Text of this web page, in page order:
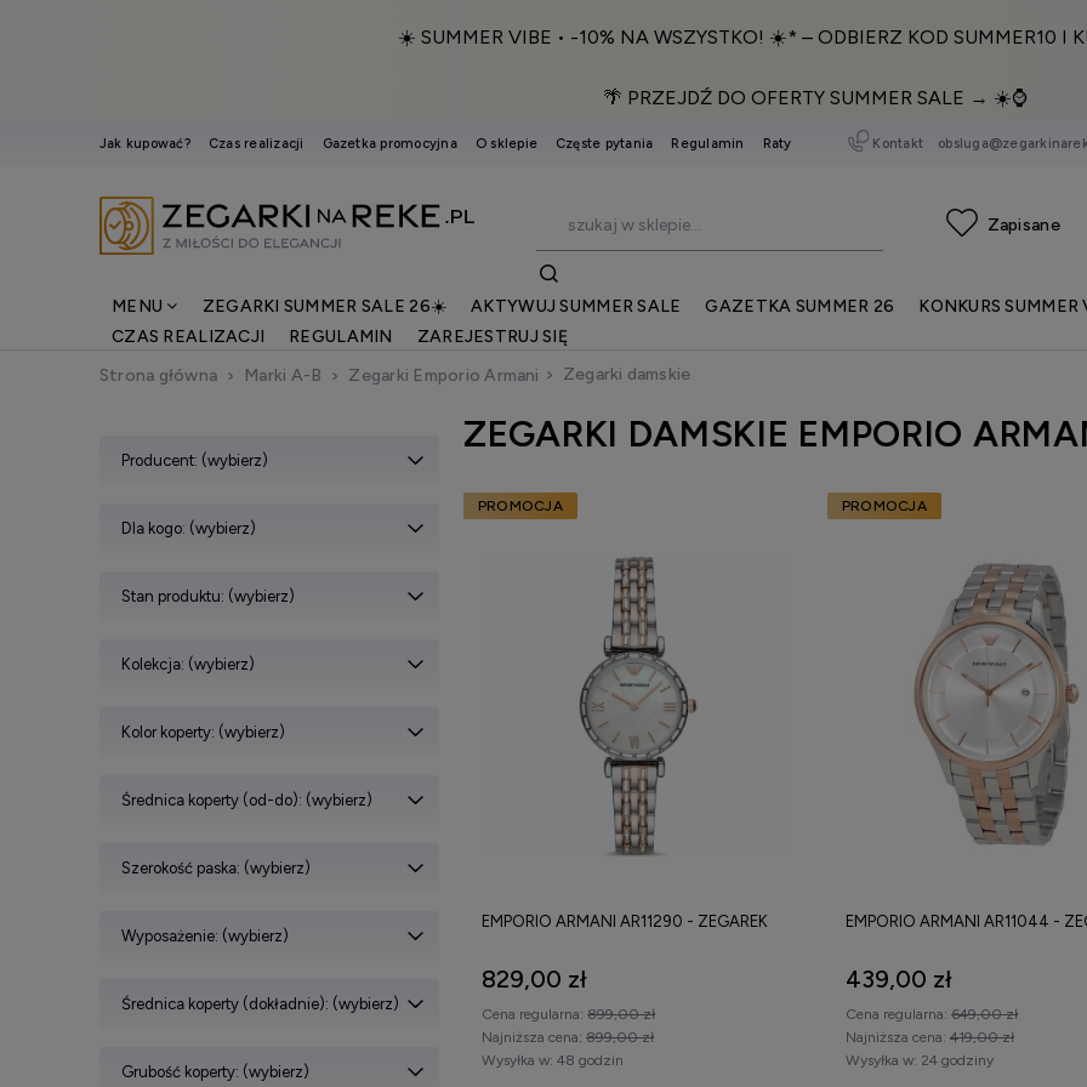
☀️ SUMMER VIBE • -10% NA WSZYSTKO! ☀️* – ODBIERZ KOD SUMMER10 I
🌴 PRZEJDŹ DO OFERTY SUMMER SALE → ☀️⌚️
Jak kupować? Czas realizacji Gazetka promocyjna O sklepie Częste pytania Regulamin Raty Kontakt
MENU ZEGARKI SUMMER SALE 26☀️ AKTYWUJ SUMMER SALE GAZETKA SUMMER 26
KONKURS SUMMER
CZAS REALIZACJI
REGULAMIN
ZAREJESTRUJ SIĘ
Strona główna
Marki A-B Zegarki Emporio Armani Zegarki damskie
Producent: (wybierz)
Dla kogo: (wybierz)
Stan produktu: (wybierz)
Kolekcja: (wybierz)
Kolor koperty: (wybierz)
Średnica koperty (od-do): (wybierz)
Szerokość paska: (wybierz)
Wyposażenie: (wybierz)
Średnica koperty (dokładnie): (wybierz)
Grubość koperty: (wybierz)
ZEGARKI DAMSKIE EMPORIO
EMPORIO ARMANI AR11290 - ZEGAREK
829,00 zł
Cena regularna: 899,00 zł
Najniższa cena: 899,00 zł
Wysyłka w: 48 godzin
PROMOCJA
EMPORIO ARMANI AR11044 -
439,00 zł
Cena regularna: 649,00 zł
Najniższa cena: 419,00 zł
Wysyłka w: 24 godziny
PROMOCJA